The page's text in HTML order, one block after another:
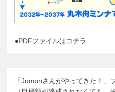
●PDFファイルはコチラ
「Jomonさんがやってきた！